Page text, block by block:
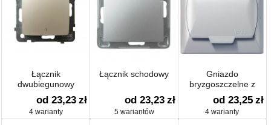
Łącznik
dwubiegunowy
od 23,23 zł
4 warianty
Łącznik schodowy
od 23,23 zł
5 wariantów
Gniazdo
bryzgoszczelne z
uziemieniem IP-44
od 23,25 zł
4 warianty